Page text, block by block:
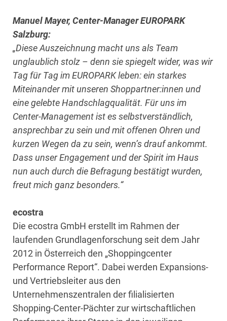
Manuel Mayer, Center-Manager EUROPARK
Salzburg:
„Diese Auszeichnung macht uns als Team
unglaublich stolz – denn sie spiegelt wider, was wir
Tag für Tag im EUROPARK leben: ein starkes
Miteinander mit unseren Shoppartner:innen und
eine gelebte Handschlagqualität. Für uns im
Center-Management ist es selbstverständlich,
ansprechbar zu sein und mit offenen Ohren und
kurzen Wegen da zu sein, wenn’s drauf ankommt.
Dass unser Engagement und der Spirit im Haus
nun auch durch die Befragung bestätigt wurden,
freut mich ganz besonders.“
ecostra
Die ecostra GmbH erstellt im Rahmen der
laufenden Grundlagenforschung seit dem Jahr
2012 in Österreich den „Shoppingcenter
Performance Report“. Dabei werden Expansions-
und Vertriebsleiter aus den
Unternehmenszentralen der filialisierten
Shopping-Center-Pächter zur wirtschaftlichen